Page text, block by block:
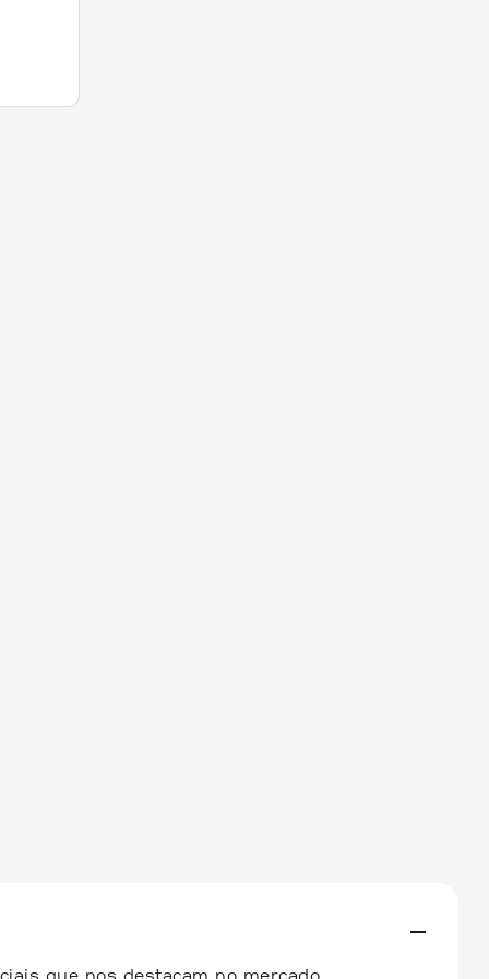
que nos destacam no mercado.